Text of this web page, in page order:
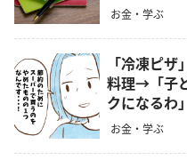
お金・学ぶ
「冷凍ピ
料理→「子
クになるわ」
お金・学ぶ